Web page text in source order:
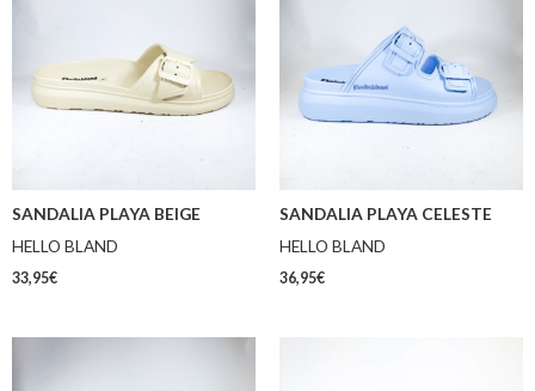
SANDALIA PLAYA BEIGE
HELLO BLAND
33,95€
SANDALIA PLAYA CELESTE
HELLO BLAND
36,95€